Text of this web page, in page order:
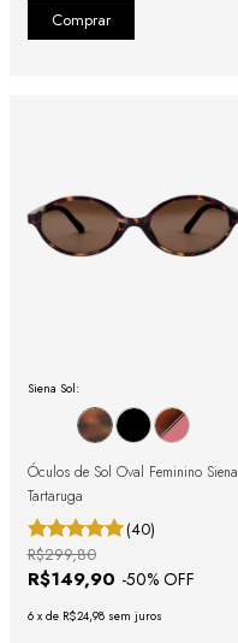
Siena Sol:
Óculos de Sol Oval Feminino Siena
Tartaruga
(40)
R$149,90 -50% OFF
R$299,80
6 x de R$24,98 sem juros